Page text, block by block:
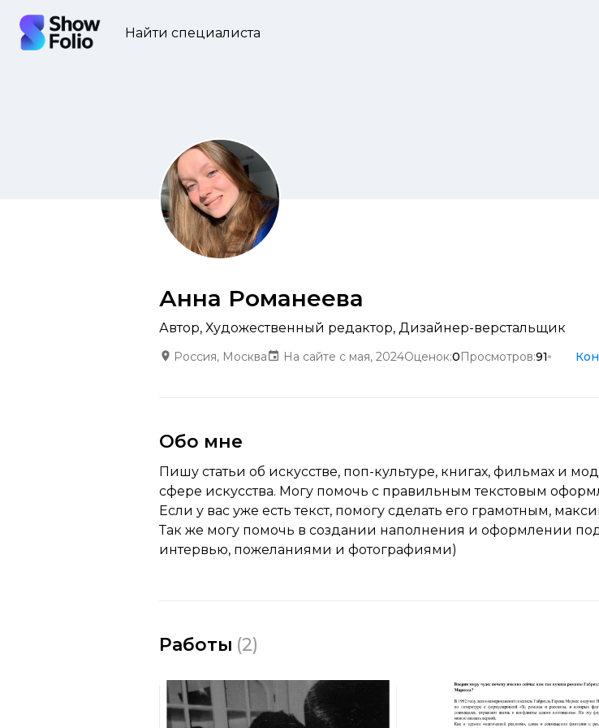
Найти специалиста
Анна Романеева
Автор, Художественный редактор, Дизайнер-верстальщик
Россия, Москва На сайте с мая, 2024Оценок:0Просмотров:91
Обо мне
Пишу статьи об искусстве, поп-культуре, книгах, фильмах и
сфере искусства. Могу помочь с правильным текстовым
Если у вас уже есть текст, помогу сделать его грамотным,
Так же могу помочь в создании наполнения и оформлении
интервью, пожеланиями и фотографиями)
Работы (2)